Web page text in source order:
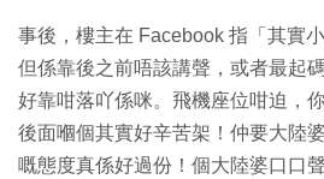
事後，樓主在 Facebook 指「其實
但係靠後之前唔該講聲，或者最起
好靠咁落吖係咪。飛機座位咁迫，
後面嗰個其實好辛苦架！仲要大陸
嘅態度真係好過份！個大陸婆口口